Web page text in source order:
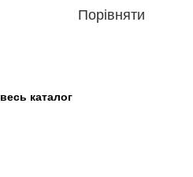
Порівняти
весь каталог